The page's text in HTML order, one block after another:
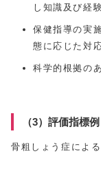
し知識及び経
保健指導の実
態に応じた対
科学的根拠の
（3）評価指標例
骨粗しょう症によ